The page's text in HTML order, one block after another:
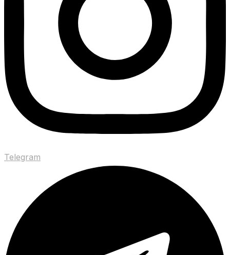
Telegram